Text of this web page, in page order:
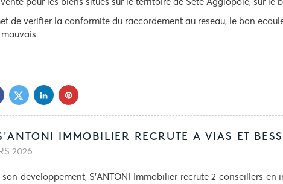
de verifier la conformite du raccordement au reseau, le bon
IMMOBILIER RECRUTE A VIAS ET
2026
developpement, S'ANTONI Immobilier recrute 2 conseillers